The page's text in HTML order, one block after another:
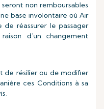
non remboursables
base involontaire où Air
de réassurer le passager
d’un changement
de résilier ou de modifier
ces Conditions à sa